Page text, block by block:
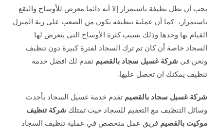
يجب أن تظل نظيفة باستمرار إلا أنه دائما معرض للأوساخ والبقع
باستمرار، كما أن عملية تنظيفه يكون من الصعب على ربة المنزل
القيام بها وحدها وذلك بسبب كثرة الأوساخ التى يتعرض لها
السجاد خاصة أن كان تم ترك السجاد لفترة كبيرة دون تنظيف
ونحن فى شركة غسيل سجاد بالقصيم نقدم لك افضل خدمة
تنظيف يمكنك ان تحصل عليها.
شركة غسيل سجاد بالقصيم تقدم خدمة غسيل السجاد بأحدث
وسائل التنظيف مع التعقيم للسجاد حيث تمتلك شركة تنظيف
موكيت بالقصيم فريق عمل متخصص في عملية تنظيف السجاد